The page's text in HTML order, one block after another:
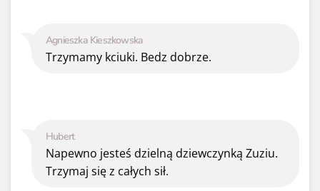
Hubert
Napewno jesteś dzielną dziewczynką Zuziu.
Trzymaj się z całych sił.
Agnieszka Kieszkowska
Trzymamy kciuki. Bedz dobrze.